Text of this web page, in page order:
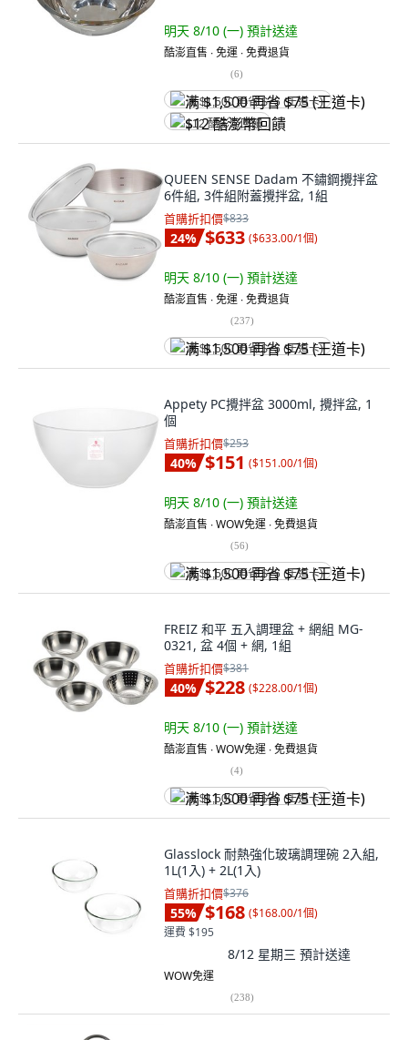
明天 8/10 (一) 預計送達
酷澎直售 ∙ 免運 ∙ 免費退貨
(6)
满 $1,500 再省 $75 (王道卡)
$12 酷澎幣回饋
QUEEN SENSE Dadam 不鏽鋼攪拌盆
6件組, 3件組附蓋攪拌盆, 1組
首購折扣價$833
24% $633 ($633.00/1個)
明天 8/10 (一) 預計送達
酷澎直售 ∙ 免運 ∙ 免費退貨
(237)
满 $1,500 再省 $75 (王道卡)
Appety PC攪拌盆 3000ml, 攪拌盆, 1
個
首購折扣價$253
40% $151 ($151.00/1個)
明天 8/10 (一) 預計送達
酷澎直售 ∙ WOW免運 ∙ 免費退貨
(56)
满 $1,500 再省 $75 (王道卡)
FREIZ 和平 五入調理盆 + 網組 MG-
0321, 盆 4個 + 網, 1組
首購折扣價$381
40% $228 ($228.00/1個)
明天 8/10 (一) 預計送達
酷澎直售 ∙ WOW免運 ∙ 免費退貨
(4)
满 $1,500 再省 $75 (王道卡)
Glasslock 耐熱強化玻璃調理碗 2入組,
1L(1入) + 2L(1入)
首購折扣價$376
55% $168 ($168.00/1個)
運費 $195
8/12 星期三 預計送達
WOW免運
(238)